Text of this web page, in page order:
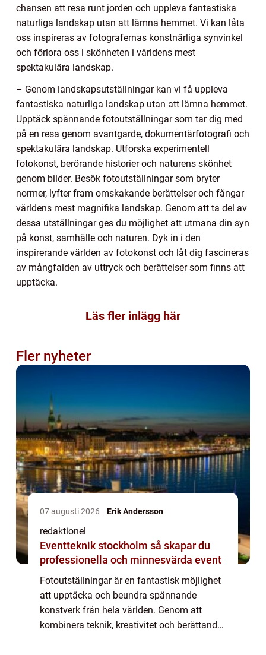
chansen att resa runt jorden och uppleva fantastiska
naturliga landskap utan att lämna hemmet. Vi kan låta
oss inspireras av fotografernas konstnärliga synvinkel
och förlora oss i skönheten i världens mest
spektakulära landskap.
– Genom landskapsutställningar kan vi få uppleva
fantastiska naturliga landskap utan att lämna hemmet.
Upptäck spännande fotoutställningar som tar dig med
på en resa genom avantgarde, dokumentärfotografi och
spektakulära landskap. Utforska experimentell
fotokonst, berörande historier och naturens skönhet
genom bilder. Besök fotoutställningar som bryter
normer, lyfter fram omskakande berättelser och fångar
världens mest magnifika landskap. Genom att ta del av
dessa utställningar ges du möjlighet att utmana din syn
på konst, samhälle och naturen. Dyk in i den
inspirerande världen av fotokonst och låt dig fascineras
av mångfalden av uttryck och berättelser som finns att
upptäcka.
Läs fler inlägg här
Fler nyheter
07 augusti 2026 Erik Andersson
redaktionel
Eventteknik stockholm så skapar du
professionella och minnesvärda event
Fotoutställningar är en fantastisk möjlighet
att upptäcka och beundra spännande
konstverk från hela världen. Genom att
kombinera teknik, kreativitet och berättande